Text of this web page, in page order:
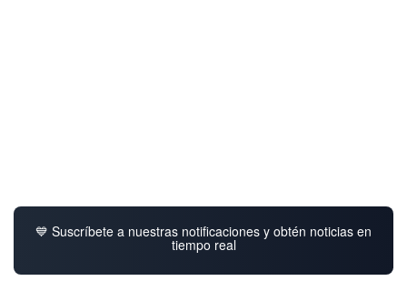
💙 Suscríbete a nuestras notificaciones y obtén noticias en
tiempo real